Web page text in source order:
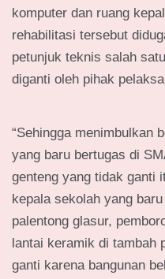
komputer dan ruang
rehabilitasi tersebut
petunjuk teknis salah
diganti oleh pihak
“Sehingga menimbulkan
yang baru bertugas di
genteng yang tidak ganti
kepala sekolah yang
palentong glasur,
lantai keramik di tambah
ganti karena bangunan